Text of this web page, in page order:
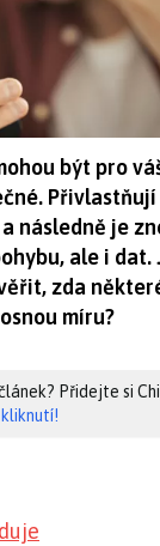
být pro
následně je
ale i dat.
zda
míru?
Přidejte si